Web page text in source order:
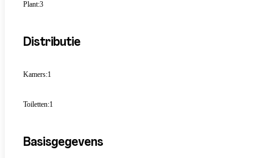
Plant:3
Distributie
Kamers:1
Toiletten:1
Basisgegevens